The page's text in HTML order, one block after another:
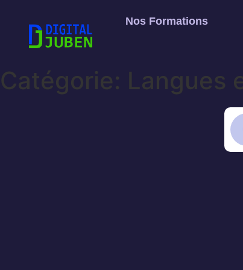
Nos Formations
Catégorie: Langues